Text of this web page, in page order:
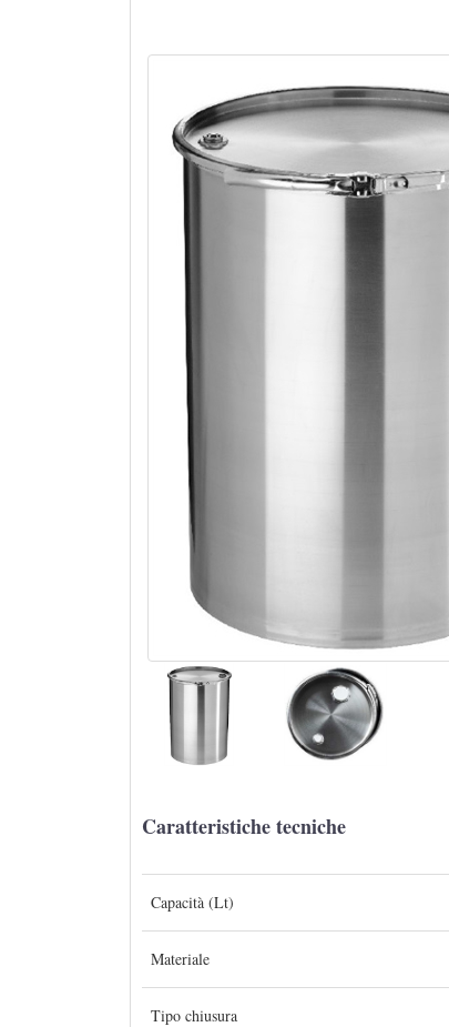
Caratteristiche tecniche
Capacità (Lt)
Materiale
Tipo chiusura